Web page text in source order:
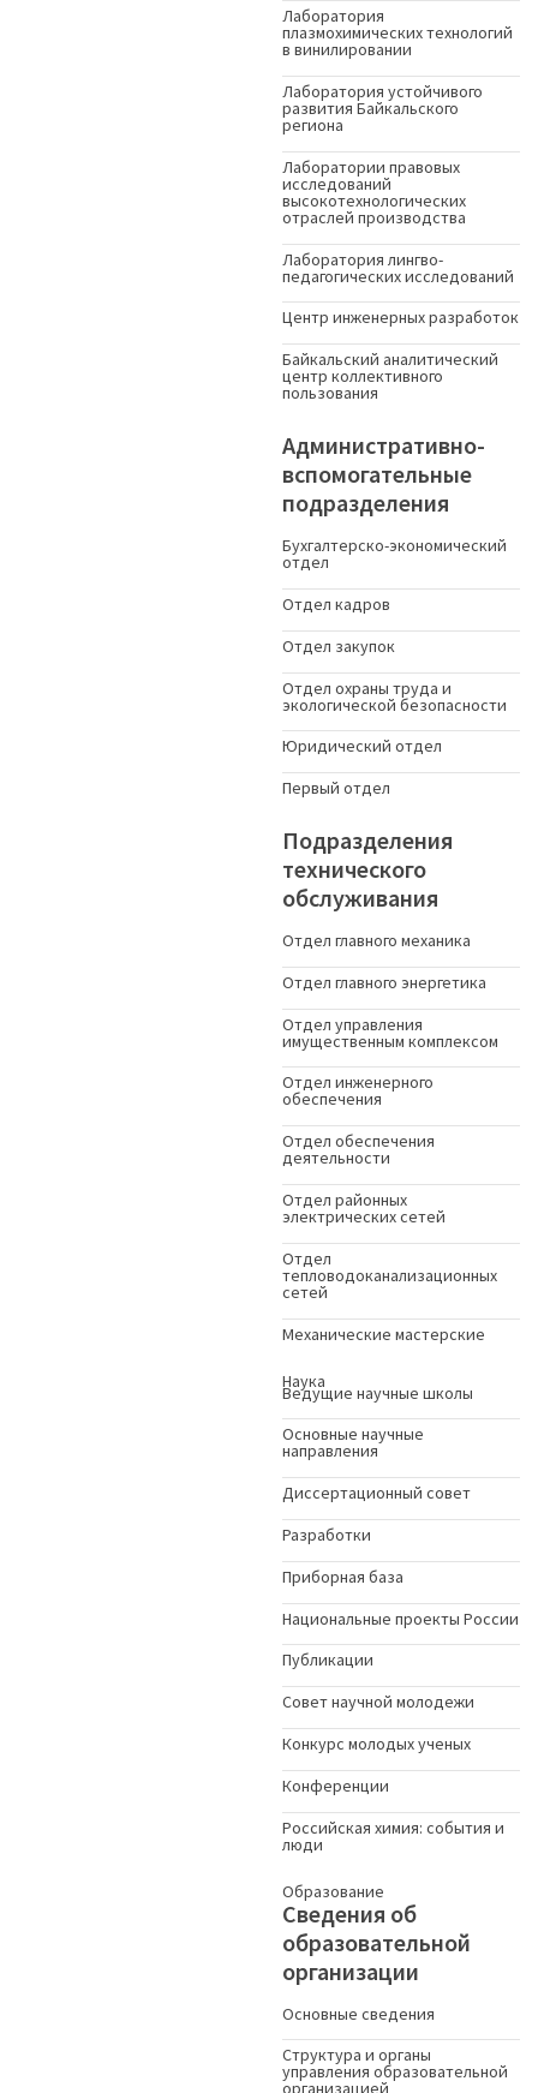
Лаборатория
плазмохимических технологий
в винилировании
Лаборатория устойчивого
развития Байкальского
региона
Лаборатории правовых
исследований
высокотехнологических
отраслей производства
Лаборатория лингво-
педагогических исследований
Центр инженерных разработок
Байкальский аналитический
центр коллективного
пользования
Административно-
вспомогательные
подразделения
Бухгалтерско-экономический
отдел
Отдел кадров
Отдел закупок
Отдел охраны труда и
экологической безопасности
Юридический отдел
Первый отдел
Подразделения
технического
обслуживания
Отдел главного механика
Отдел главного энергетика
Отдел управления
имущественным комплексом
Отдел инженерного
обеспечения
Отдел обеспечения
деятельности
Отдел районных
электрических сетей
Отдел
тепловодоканализационных
сетей
Механические мастерские
Наука
Ведущие научные школы
Основные научные
направления
Диссертационный совет
Разработки
Приборная база
Национальные проекты России
Публикации
Совет научной молодежи
Конкурс молодых ученыx
Конференции
Российская химия: события и
люди
Образование
Сведения об
образовательной
организации
Основные сведения
Структура и органы
управления образовательной